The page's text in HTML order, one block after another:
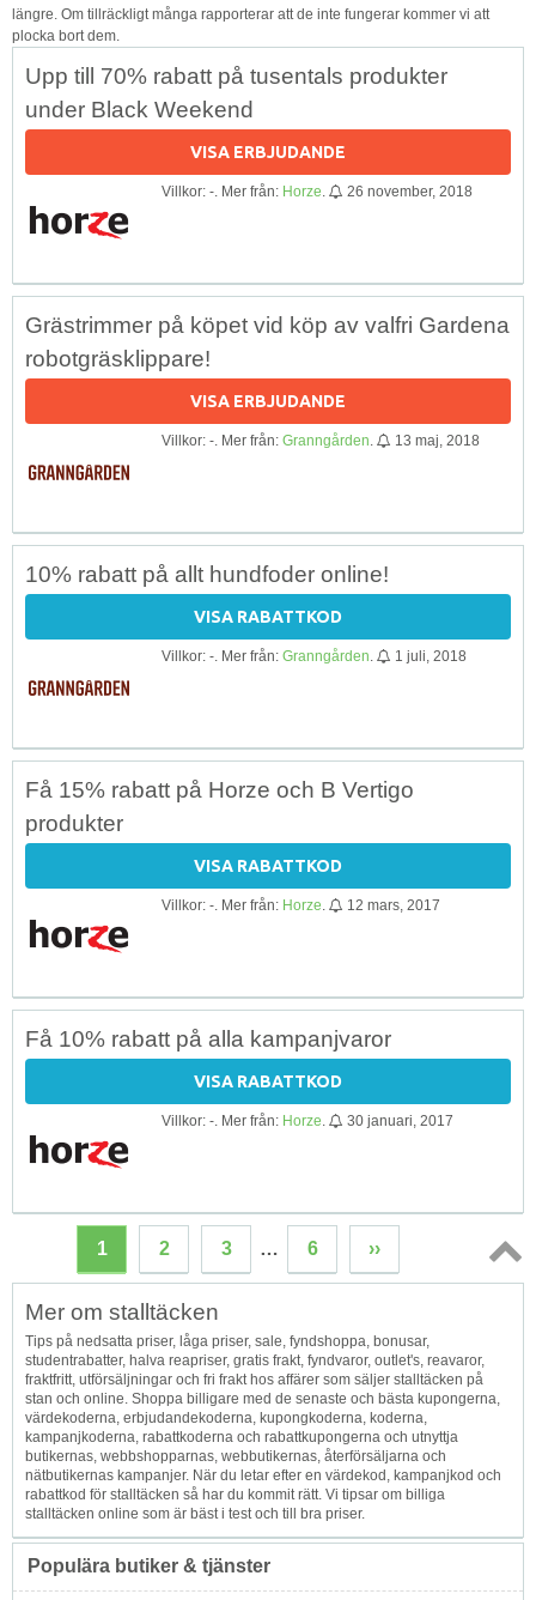
längre. Om tillräckligt många rapporterar att de inte fungerar kommer vi att
plocka bort dem.
Upp till 70% rabatt på tusentals produkter
under Black Weekend
VISA ERBJUDANDE
Villkor: -. Mer från: Horze 26 november, 2018
Grästrimmer på köpet vid köp av valfri Gardena
robotgräsklippare!
VISA ERBJUDANDE
Villkor: -. Mer från: Granngården 13 maj, 2018
10% rabatt på allt hundfoder online!
VISA RABATTKOD
Villkor: -. Mer från: Granngården 1 juli, 2018
Få 15% rabatt på Horze och B Vertigo
produkter
VISA RABATTKOD
Villkor: -. Mer från: Horze 12 mars, 2017
Få 10% rabatt på alla kampanjvaror
VISA RABATTKOD
Villkor: -. Mer från: Horze 30 januari, 2017
1 2 3 … 6 ››
Topp
Mer om stalltäcken
Tips på nedsatta priser, låga priser, sale, fyndshoppa, bonusar,
studentrabatter, halva reapriser, gratis frakt, fyndvaror, outlet's, reavaror,
fraktfritt, utförsäljningar och fri frakt hos affärer som säljer stalltäcken på
stan och online. Shoppa billigare med de senaste och bästa kupongerna,
värdekoderna, erbjudandekoderna, kupongkoderna, koderna,
kampanjkoderna, rabattkoderna och rabattkupongerna och utnyttja
butikernas, webbshopparnas, webbutikernas, återförsäljarna och
nätbutikernas kampanjer. När du letar efter en värdekod, kampanjkod och
rabattkod för stalltäcken så har du kommit rätt. Vi tipsar om billiga
stalltäcken online som är bäst i test och till bra priser.
Populära butiker & tjänster